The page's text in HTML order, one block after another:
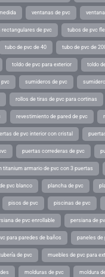
ventanas de pvc
rectangulares de pvc tubos de pvc
tubo de pvc de 40 tubo de pvc de
toldo de pvc para exterior toldo
pvc sumideros de pvc
rollos de tiras de pvc para cortinas
revestimiento de pared de pvc
de pvc interior con cristal
puertas correderas de pvc
titanium armario de pvc con 3 puertas
pvc blanco plancha de pvc
pisos de pvc piscinas de pvc
de pvc enrollable persiana de
para paredes de baños paneles de
de pvc muebles de pvc para
molduras de pvc moldura